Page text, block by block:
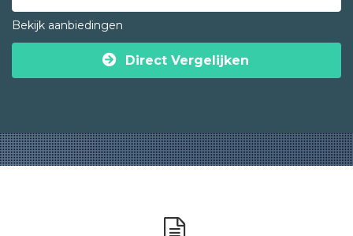
Bekijk aanbiedingen
Direct Vergelijken